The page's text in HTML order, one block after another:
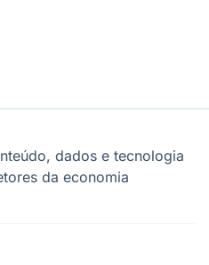
dados e tecnologia
da economia